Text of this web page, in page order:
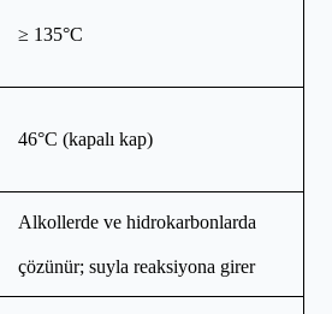
≥ 135°C
46°C (kapalı kap)
Alkollerde ve hidrokarbonlarda
çözünür; suyla reaksiyona girer